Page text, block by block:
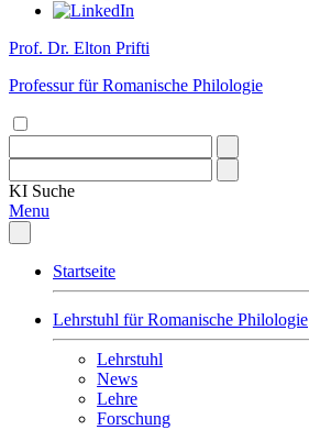
Prof. Dr. Elton Prifti
Professur für Romanische Philologie
KI Suche
Menu
Startseite
Lehrstuhl für Romanische Philologie
Lehrstuhl
News
Lehre
Forschung